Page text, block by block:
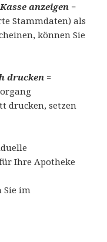
anzeigen =
Stammdaten) als
können Sie
drucken =
drucken, setzen
Ihre Apotheke
Sie im